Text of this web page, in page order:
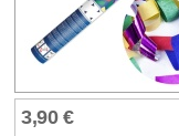
3,90 €